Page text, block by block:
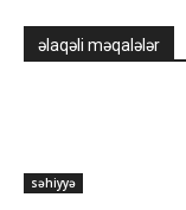
əlaqəli məqalələr
səhiyyə